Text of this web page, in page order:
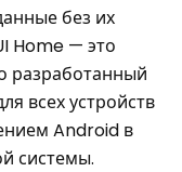
без их
Home — это
разработанный
всех устройств
Android в
системы.